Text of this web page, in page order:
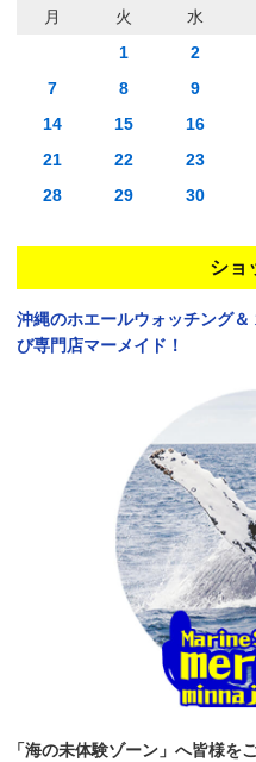
月 火 水
1
2
7
8 9
14
15 16
21
22 23
28
29 30
ショ
沖縄のホエールウォッチング＆
び専門店マーメイド！
「海の未体験ゾーン」へ皆様を